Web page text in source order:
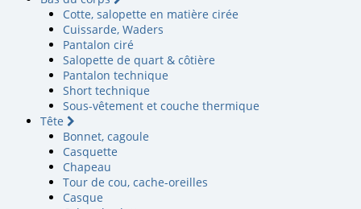
Cotte, salopette en matière cirée
Cuissarde, Waders
Pantalon ciré
Salopette de quart & côtière
Pantalon technique
Short technique
Sous-vêtement et couche thermique
Tête
Bonnet, cagoule
Casquette
Chapeau
Tour de cou, cache-oreilles
Casque